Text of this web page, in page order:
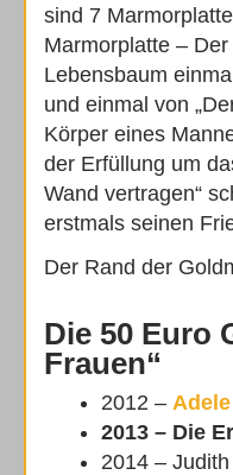
sind 7
Marmorplatte –
Lebensbaum
und einmal von
Körper eines
der Erfüllung um
Wand vertragen“
erstmals seinen
Der Rand der
Die 50 Euro
Frauen“
2012 –
2013 – Die
2014 – Judith